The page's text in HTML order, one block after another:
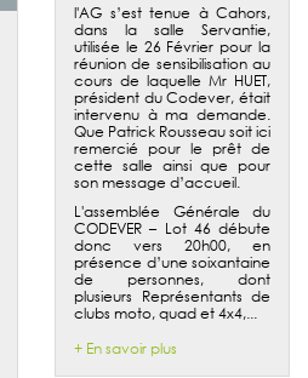
l'AG s’est tenue à Cahors,
dans la salle Servantie,
utilisée le 26 Février pour la
réunion de sensibilisation au
cours de laquelle Mr HUET,
président du Codever, était
intervenu à ma demande.
Que Patrick Rousseau soit ici
remercié pour le prêt de
cette salle ainsi que pour
son message d’accueil.
L'assemblée Générale du
CODEVER – Lot 46 débute
donc vers 20h00, en
présence d’une soixantaine
de personnes, dont
plusieurs Représentants de
clubs moto, quad et 4x4,...
+ En savoir plus